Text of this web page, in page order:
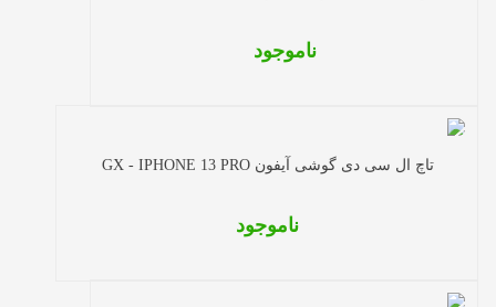
ناموجود
تاچ ال سی دی گوشی آیفون GX - IPHONE 13 PRO
ناموجود